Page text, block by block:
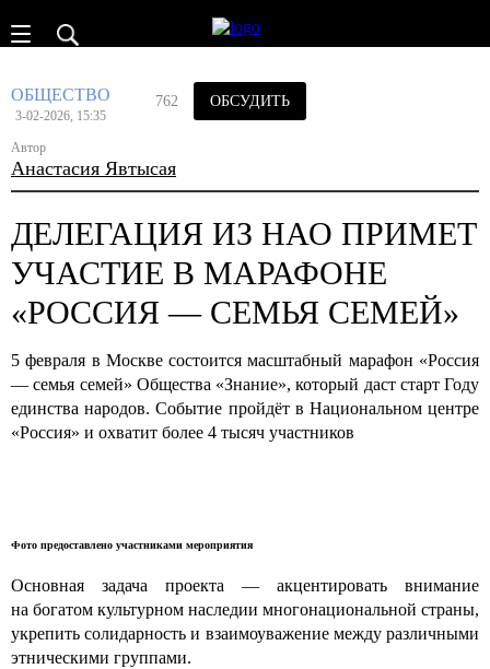
ОБЩЕСТВО
3-02-2026, 15:35
Автор
Анастасия Явтысая
762 ОБСУДИТЬ
ДЕЛЕГАЦИЯ ИЗ НАО ПРИМЕТ
УЧАСТИЕ В МАРАФОНЕ
«РОССИЯ — СЕМЬЯ СЕМЕЙ»
5 февраля в Москве состоится масштабный марафон «Россия
— семья семей» Общества «Знание», который даст старт Году
единства народов. Событие пройдёт в Национальном центре
«Россия» и охватит более 4 тысяч участников
Фото предоставлено участниками мероприятия
Основная задача проекта — акцентировать внимание
на богатом культурном наследии многонациональной страны,
укрепить солидарность и взаимоуважение между различными
этническими группами.